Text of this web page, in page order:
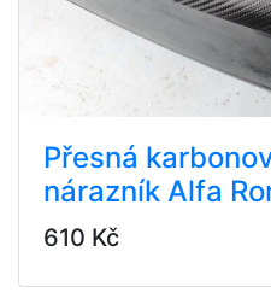
Přesná
nárazník Alfa
610 Kč